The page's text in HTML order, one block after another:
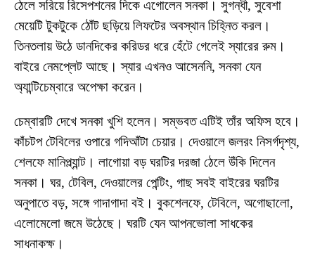
ঠেলে সরিয়ে রিসেপশনের দিকে এগোলেন সনকা। সুগন্ধী, সুবেশা
মেয়েটি টুকটুকে ঠোঁট ছড়িয়ে লিফটের অবস্থান চিহ্নিত করল।
তিনতলায় উঠে ডানদিকের করিডর ধরে হেঁটে গেলেই স্যারের রুম।
বাইরে নেমপ্লেট আছে। স্যার এখনও আসেননি, সনকা যেন
অ্যান্টিচেম্বারে অপেক্ষা করেন।
চেম্বারটি দেখে সনকা খুশি হলেন। সম্ভবত এটিই তাঁর অফিস হবে।
কাঁচটপ টেবিলের ওপারে গদিআঁটা চেয়ার। দেওয়ালে জলরং নিসর্গদৃশ্য,
শেলফে মানিপ্ল্যান্ট। লাগোয়া বড় ঘরটির দরজা ঠেলে উঁকি দিলেন
সনকা। ঘর, টেবিল, দেওয়ালের পেন্টিং, গাছ সবই বাইরের ঘরটির
অনুপাতে বড়, সঙ্গে গাদাগাদা বই। বুকশেলফে, টেবিলে, অগোছালো,
এলোমেলো জমে উঠেছে। ঘরটি যেন আপনভোলা সাধকের
সাধনাকক্ষ।